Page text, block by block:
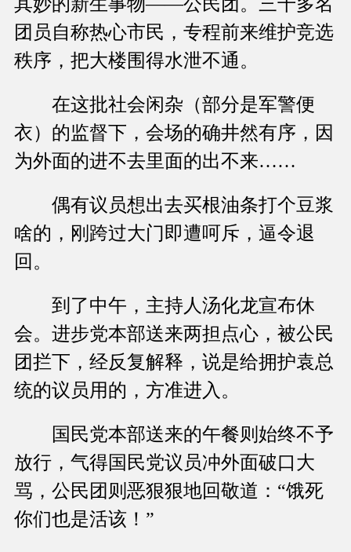
团员自称热心市民，专程前来维护竞选
秩序，把大楼围得水泄不通。
在这批社会闲杂（部分是军警便
衣）的监督下，会场的确井然有序，因
为外面的进不去里面的出不来……
偶有议员想出去买根油条打个豆浆
啥的，刚跨过大门即遭呵斥，逼令退
回。
到了中午，主持人汤化龙宣布休
会。进步党本部送来两担点心，被公民
团拦下，经反复解释，说是给拥护袁总
统的议员用的，方准进入。
国民党本部送来的午餐则始终不予
放行，气得国民党议员冲外面破口大
骂，公民团则恶狠狠地回敬道：“饿死
你们也是活该！”